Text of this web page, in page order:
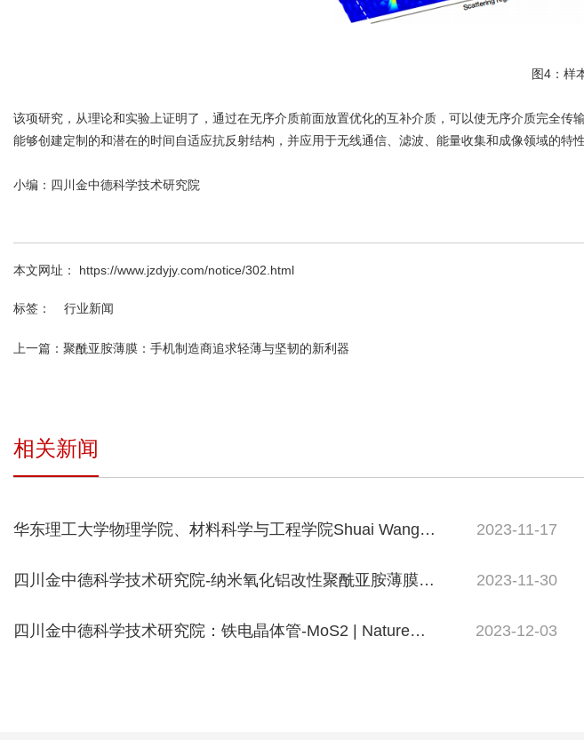
图4：样
该项研究，从理论和实验上证明了，通过在无序介质前面放置优化的互补介质，可以使无序介质完全
能够创建定制的和潜在的时间自适应抗反射结构，并应用于无线通信、滤波、能量收集和成像领域的
小编： 四川金中德科学技术研究院
本文网址： https://www.jzdyjy.com/notice/302.html
标签： 行业新闻
上一篇： 聚酰亚胺薄膜：手机制造商追求轻薄与坚韧的新利器
相关新闻
2023-11-17
华东理工大学物理学院、材料科学与工程学院Shuai Wang等--
2023-11-30
四川金中德科学技术研究院-纳米氧化铝改性聚酰亚胺薄膜制
2023-12-03
四川金中德科学技术研究院：铁电晶体管-MoS2 | Nature